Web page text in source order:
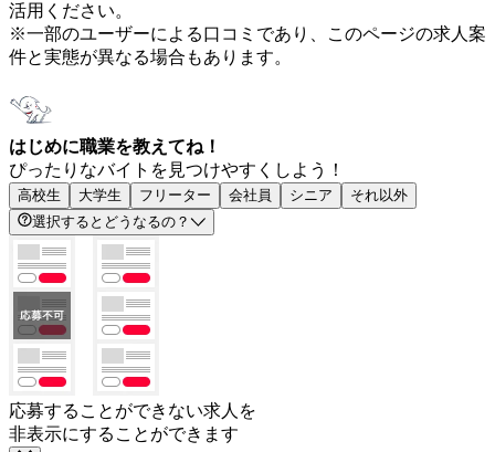
活用ください。
※一部のユーザーによる口コミであり、このページの求人案
件と実態が異なる場合もあります。
はじめに職業を教えてね！
ぴったりなバイトを見つけやすくしよう！
高校生 大学生 フリーター 会社員 シニア
それ以外
選択するとどうなるの？
応募することができない求人を
非表示にすることができます